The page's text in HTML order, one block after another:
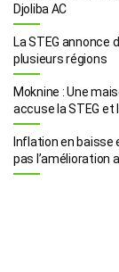
Djoliba AC
La STEG annonce
plusieurs régions
Moknine : Une
accuse la STEG et
Inflation en baisse
pas l’amélioration